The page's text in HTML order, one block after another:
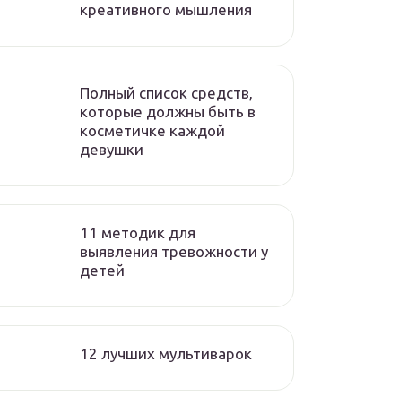
креативного мышления
Полный список средств,
которые должны быть в
косметичке каждой
девушки
11 методик для
выявления тревожности у
детей
12 лучших мультиварок